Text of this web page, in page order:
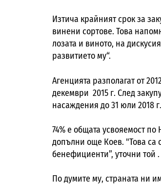
Изтича крайният срок за
винени сортове. Това
лозата и виното, на
развитието му“.
Агенцията разполагат от
декември 2015 г. След
насаждения до 31 юли 2018 г.
74% е общата усвояемост
допълни още Коев. "Това са
бенефициенти”, уточни той .
По думите му, страната ни